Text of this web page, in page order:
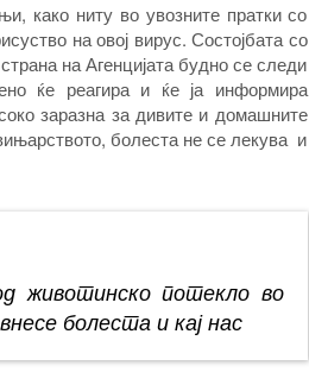
како ниту во увозните пратки со
на овој вирус. Состојбата со
на Агенцијата будно се следи
ќе реагира и ќе ја информира
заразна за дивите и домашните
болеста не се лекува и
животинско потекло во
болеста и кај нас